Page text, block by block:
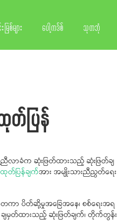
မြစ်များ ပေါ့ကဒ်စ် သုတဘုံ
တ်ပြန်
လာခံက ဆုံးဖြတ်ထားသည့် ဆုံးဖြတ်ချ
ထုတ်ပြန်ချက်အား အမျိုးသားညီညွတ်ရေး
ကာ ပိတ်ဆို့မှုအခြေအနေ၊ စစ်ရေးအရ
က ချမှတ်ထားသည့် ဆုံးဖြတ်ချက်၊ တိုက်တွန်း